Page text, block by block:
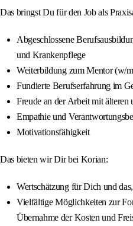
Das bringst Du für den Job als
Abgeschlossene
und Krankenpflege
Weiterbildung zum Mentor (w/
Fundierte Berufserfahrung im
Freude an der Arbeit mit
Empathie und
Motivationsfähigkeit
Das bieten wir Dir bei Korian:
Wertschätzung für Dich und
Vielfältige Möglichkeiten zur
Übernahme der Kosten und